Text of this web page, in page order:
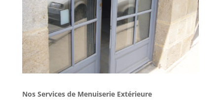
Nos Services de Menuiserie Extérieure